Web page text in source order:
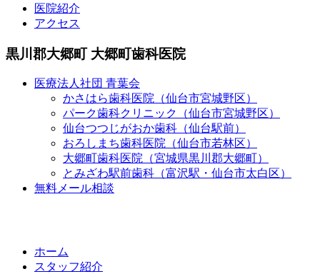
医院紹介
アクセス
黒川郡大郷町 大郷町歯科医院
医療法人社団 青葉会
かさはら歯科医院（仙台市宮城野区）
パーク歯科クリニック（仙台市宮城野区）
仙台つつじがおか歯科（仙台駅前）
おろしまち歯科医院（仙台市若林区）
大郷町歯科医院（宮城県黒川郡大郷町）
とみざわ駅前歯科（富沢駅・仙台市太白区）
無料メール相談
ホーム
スタッフ紹介